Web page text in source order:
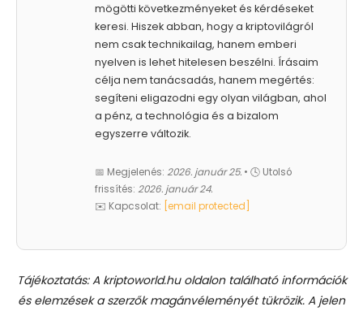
mögötti következményeket és kérdéseket
keresi. Hiszek abban, hogy a kriptovilágról
nem csak technikailag, hanem emberi
nyelven is lehet hitelesen beszélni. Írásaim
célja nem tanácsadás, hanem megértés:
segíteni eligazodni egy olyan világban, ahol
a pénz, a technológia és a bizalom
egyszerre változik.
📅 Megjelenés: 2026. január 25. • 🕓 Utolsó
frissítés: 2026. január 24.
✉️ Kapcsolat:
[email protected]
Tájékoztatás: A kriptoworld.hu oldalon található információk
és elemzések a szerzők magánvéleményét tükrözik. A jelen